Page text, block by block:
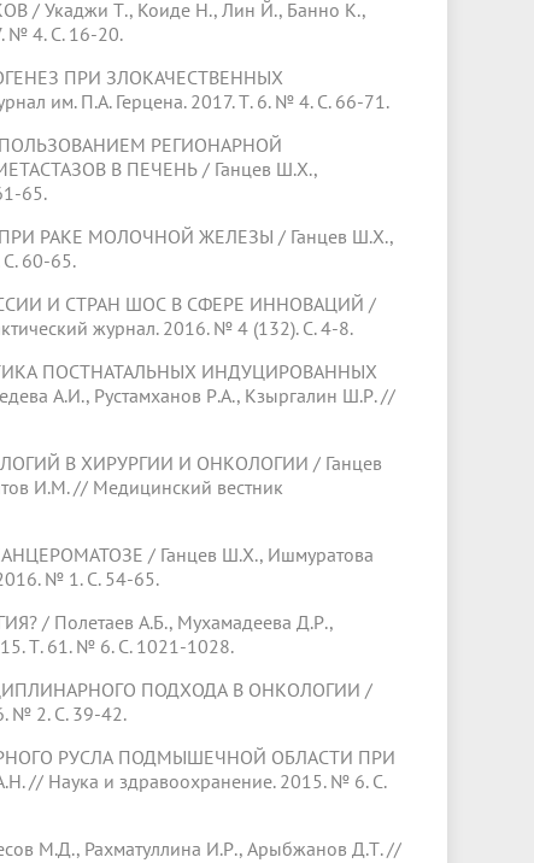
Укаджи Т., Коиде Н., Лин Й., Банно К.,
№ 4. С. 16-20.
ПРИ ЗЛОКАЧЕСТВЕННЫХ
им. П.А. Герцена. 2017. Т. 6. № 4. С. 66-71.
РЕГИОНАРНОЙ
В ПЕЧЕНЬ / Ганцев Ш.Х.,
65.
МОЛОЧНОЙ ЖЕЛЕЗЫ / Ганцев Ш.Х.,
60-65.
И СТРАН ШОС В СФЕРЕ ИННОВАЦИЙ /
журнал. 2016. № 4 (132). С. 4-8.
ПОСТНАТАЛЬНЫХ ИНДУЦИРОВАННЫХ
А.И., Рустамханов Р.А., Кзыргалин Ш.Р. //
В ХИРУРГИИ И ОНКОЛОГИИ / Ганцев
И.М. // Медицинский вестник
/ Ганцев Ш.Х., Ишмуратова
№ 1. С. 54-65.
А.Б., Мухамадеева Д.Р.,
Т. 61. № 6. С. 1021-1028.
ПОДХОДА В ОНКОЛОГИИ /
№ 2. С. 39-42.
РУСЛА ПОДМЫШЕЧНОЙ ОБЛАСТИ ПРИ
Наука и здравоохранение. 2015. № 6. С.
М.Д., Рахматуллина И.Р., Арыбжанов Д.Т. //